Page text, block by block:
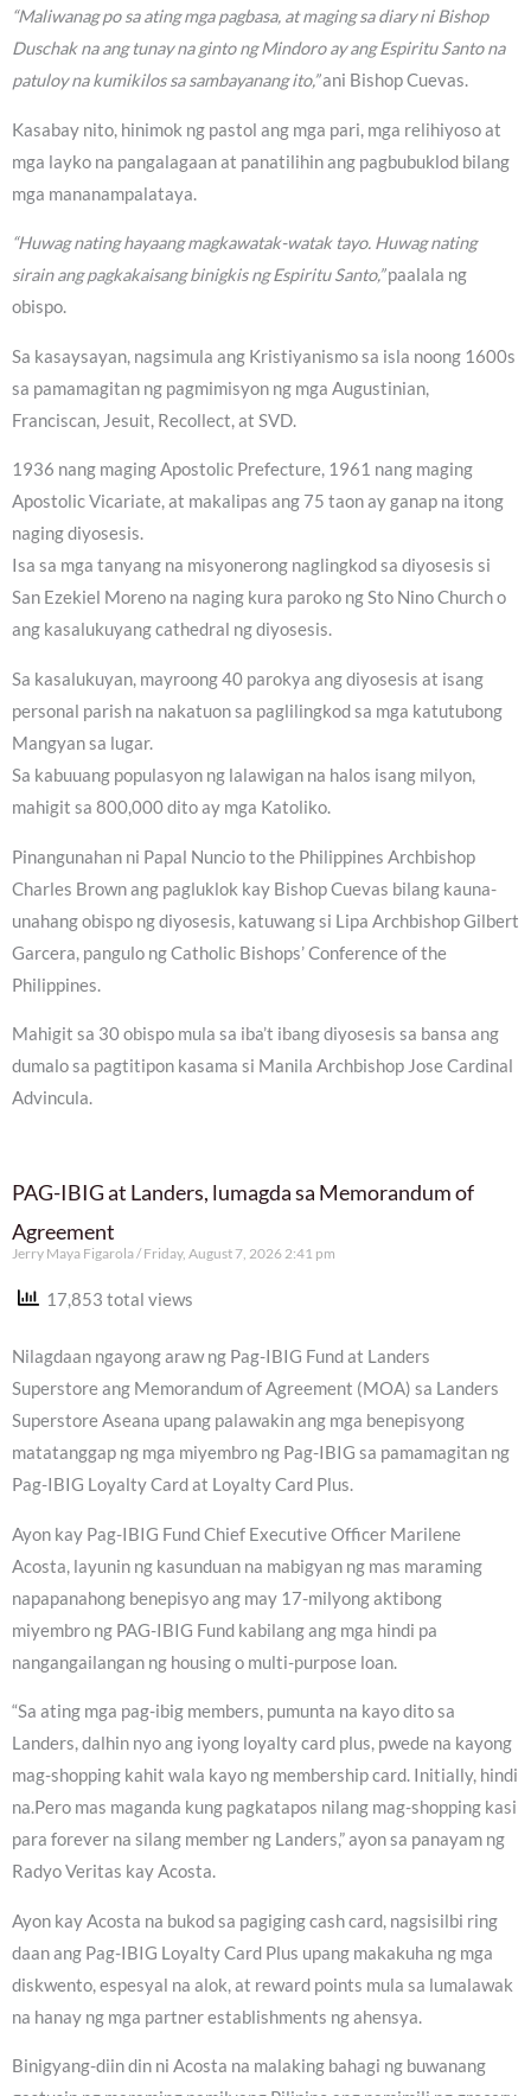
“Maliwanag po sa ating mga pagbasa, at maging sa diary ni Bishop
Duschak na ang tunay na ginto ng Mindoro ay ang Espiritu Santo na
patuloy na kumikilos sa sambayanang ito,”ani Bishop Cuevas.
Kasabay nito, hinimok ng pastol ang mga pari, mga relihiyoso at
mga layko na pangalagaan at panatilihin ang pagbubuklod bilang
mga mananampalataya.
“Huwag nating hayaang magkawatak-watak tayo. Huwag nating
sirain ang pagkakaisang binigkis ng Espiritu Santo,”paalala ng
obispo.
Sa kasaysayan, nagsimula ang Kristiyanismo sa isla noong 1600s
sa pamamagitan ng pagmimisyon ng mga Augustinian,
Franciscan, Jesuit, Recollect, at SVD.
1936 nang maging Apostolic Prefecture, 1961 nang maging
Apostolic Vicariate, at makalipas ang 75 taon ay ganap na itong
naging diyosesis.
Isa sa mga tanyang na misyonerong naglingkod sa diyosesis si
San Ezekiel Moreno na naging kura paroko ng Sto Nino Church o
ang kasalukuyang cathedral ng diyosesis.
Sa kasalukuyan, mayroong 40 parokya ang diyosesis at isang
personal parish na nakatuon sa paglilingkod sa mga katutubong
Mangyan sa lugar.
Sa kabuuang populasyon ng lalawigan na halos isang milyon,
mahigit sa 800,000 dito ay mga Katoliko.
Pinangunahan ni Papal Nuncio to the Philippines Archbishop
Charles Brown ang pagluklok kay Bishop Cuevas bilang kauna-
unahang obispo ng diyosesis, katuwang si Lipa Archbishop Gilbert
Garcera, pangulo ng Catholic Bishops’ Conference of the
Philippines.
Mahigit sa 30 obispo mula sa iba’t ibang diyosesis sa bansa ang
dumalo sa pagtitipon kasama si Manila Archbishop Jose Cardinal
Advincula.
PAG-IBIG at Landers, lumagda sa Memorandum of
Agreement
Jerry Maya Figarola Friday, August 7, 2026 2:41 pm
17,853 total views
Nilagdaan ngayong araw ng Pag-IBIG Fund at Landers
Superstore ang Memorandum of Agreement (MOA) sa Landers
Superstore Aseana upang palawakin ang mga benepisyong
matatanggap ng mga miyembro ng Pag-IBIG sa pamamagitan ng
Pag-IBIG Loyalty Card at Loyalty Card Plus.
Ayon kay Pag-IBIG Fund Chief Executive Officer Marilene
Acosta, layunin ng kasunduan na mabigyan ng mas maraming
napapanahong benepisyo ang may 17-milyong aktibong
miyembro ng PAG-IBIG Fund kabilang ang mga hindi pa
nangangailangan ng housing o multi-purpose loan.
“Sa ating mga pag-ibig members, pumunta na kayo dito sa
Landers, dalhin nyo ang iyong loyalty card plus, pwede na kayong
mag-shopping kahit wala kayo ng membership card. Initially, hindi
na.Pero mas maganda kung pagkatapos nilang mag-shopping kasi
para forever na silang member ng Landers,” ayon sa panayam ng
Radyo Veritas kay Acosta.
Ayon kay Acosta na bukod sa pagiging cash card, nagsisilbi ring
daan ang Pag-IBIG Loyalty Card Plus upang makakuha ng mga
diskwento, espesyal na alok, at reward points mula sa lumalawak
na hanay ng mga partner establishments ng ahensya.
Binigyang-diin din ni Acosta na malaking bahagi ng buwanang